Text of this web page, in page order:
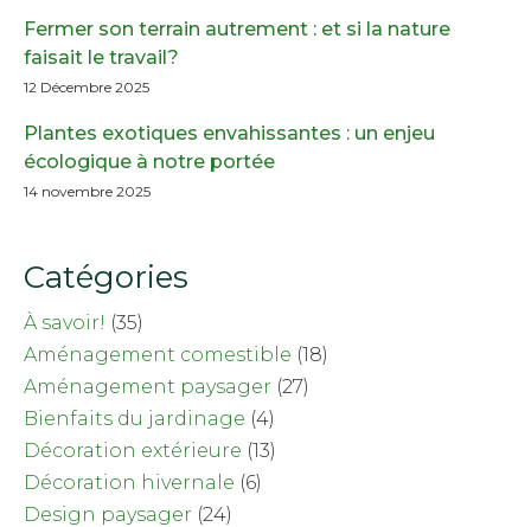
Fermer son terrain autrement : et si la nature
faisait le travail?
12 Décembre 2025
Plantes exotiques envahissantes : un enjeu
écologique à notre portée
14 novembre 2025
Catégories
À savoir! (35)
Aménagement comestible (18)
Aménagement paysager (27)
Bienfaits du jardinage (4)
Décoration extérieure (13)
Décoration hivernale (6)
Design paysager (24)